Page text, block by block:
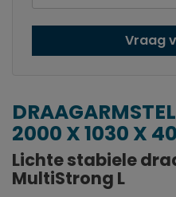
Vraag
2000 X 1030 X
Lichte stabiele
MultiStrong L